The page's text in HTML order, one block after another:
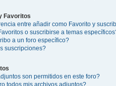
Favoritos
entre añadir como Favorito y
o suscribirse a temas
a un foro específico?
suscripciones?
son permitidos en este foro?
todos mis archivos adjuntos?